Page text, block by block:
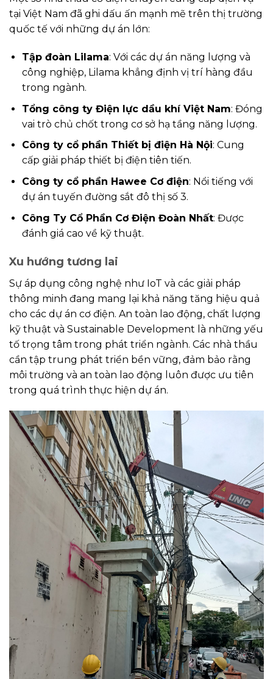
tại Việt Nam đã ghi dấu ấn mạnh mẽ trên thị trường
quốc tế với những dự án lớn:
Tập đoàn Lilama: Với các dự án năng lượng và
công nghiệp, Lilama khẳng định vị trí hàng đầu
trong ngành.
Tổng công ty Điện lực dầu khí Việt Nam: Đóng
vai trò chủ chốt trong cơ sở hạ tầng năng lượng.
Công ty cổ phần Thiết bị điện Hà Nội: Cung
cấp giải pháp thiết bị điện tiên tiến.
Công ty cổ phần Hawee Cơ điện: Nổi tiếng với
dự án tuyến đường sắt đô thị số 3.
Công Ty Cổ Phần Cơ Điện Đoàn Nhất: Được
đánh giá cao về kỹ thuật.
Xu hướng tương lai
Sự áp dụng công nghệ như IoT và các giải pháp
thông minh đang mang lại khả năng tăng hiệu quả
cho các dự án cơ điện. An toàn lao động, chất lượng
kỹ thuật và Sustainable Development là những yếu
tố trọng tâm trong phát triển ngành. Các nhà thầu
cần tập trung phát triển bền vững, đảm bảo rằng
môi trường và an toàn lao động luôn được ưu tiên
trong quá trình thực hiện dự án.